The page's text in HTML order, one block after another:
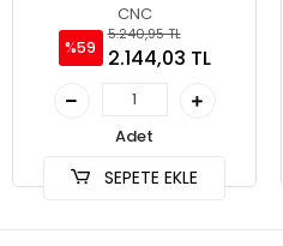
CNC
%59
5.240,95 TL
2.144,03 TL
Adet
SEPETE EKLE